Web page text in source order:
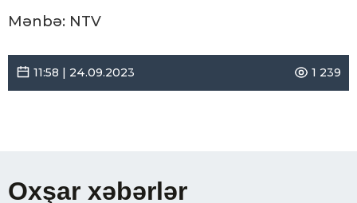
Mənbə: NTV
11:58 | 24.09.2023 1 239
Oxşar xəbərlər